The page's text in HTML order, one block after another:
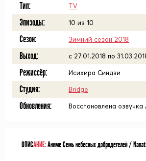
Тип: TV
Эпизоды: 10 из 10
Сезон: Зимний сезон 2018
Выход: c 27.01.2018 по
Режиссёр: Исихира Синдзи
Студия: Bridge
Обновления: Восстановлена озвучка
ОПИСАНИЕ:Аниме Семь небесных добродетелей /